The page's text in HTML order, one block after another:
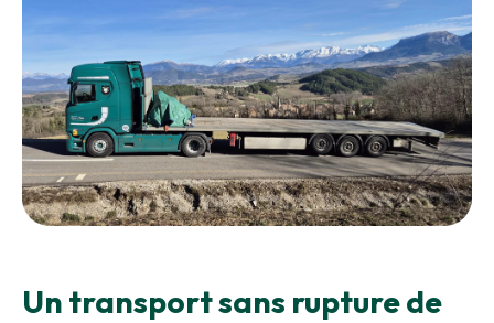
Un transport sans rupture de